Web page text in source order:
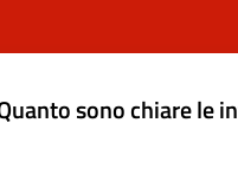
sono chiare le